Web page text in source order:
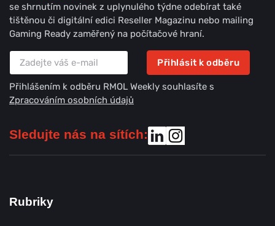
se shrnutím novinek z uplynulého týdne odebírat také
tištěnou či digitální edici Reseller Magazinu nebo mailing
Gaming Ready zaměřený na počítačové hraní.
Přihlásit k odběru
Přihlášením k odběru RMOL Weekly souhlasíte s
Zpracováním osobních údajů
Sledujte nás na sítích:
Rubriky